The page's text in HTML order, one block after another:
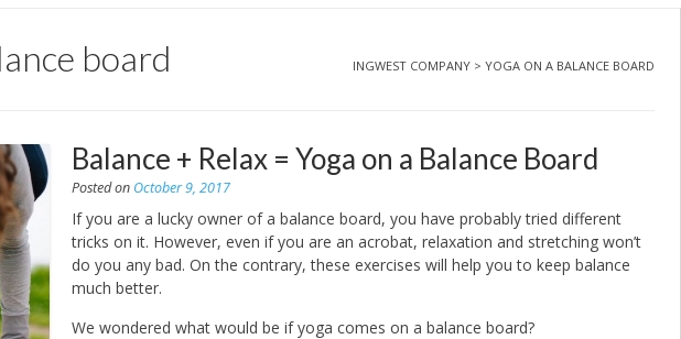
board INGWEST COMPANY > YOGA ON A BALANCE BOARD
Balance + Relax = Yoga on a Balance Board
Posted on October 9, 2017
If you are a lucky owner of a balance board, you have probably tried different
tricks on it. However, even if you are an acrobat, relaxation and stretching won’t
do you any bad. On the contrary, these exercises will help you to keep balance
much better.
We wondered what would be if yoga comes on a balance board?